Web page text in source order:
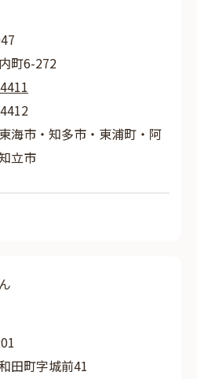
町6-272
海市・知多市・東浦町・阿
立市
田町字城前41